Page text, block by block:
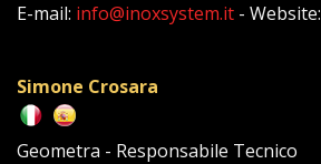
E-mail: info@inoxsystem.it - Website:
Simone Crosara
Geometra - Responsabile Tecnico